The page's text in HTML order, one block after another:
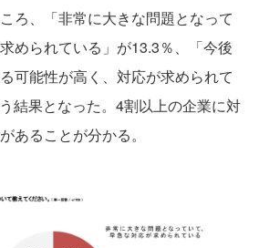
ろ、「非常に大きな問題となって
められている」が13.3％、「今後
可能性が高く、対応が求められて
結果となった。4割以上の企業に対
あることが分かる。